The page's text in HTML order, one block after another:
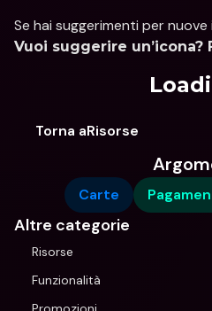
Vuoi suggerire un’icona?
Torna aRisorse
Carte
Altre categorie
Risorse
Funzionalità